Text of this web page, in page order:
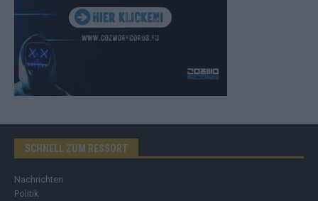
SCHNELL ZUM RESSORT
Nachrichten
Politik